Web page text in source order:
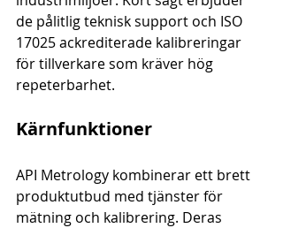
de pålitlig teknisk support och ISO
17025 ackrediterade kalibreringar
för tillverkare som kräver hög
repeterbarhet.
Kärnfunktioner
API Metrology kombinerar ett brett
produktutbud med tjänster för
mätning och kalibrering. Deras